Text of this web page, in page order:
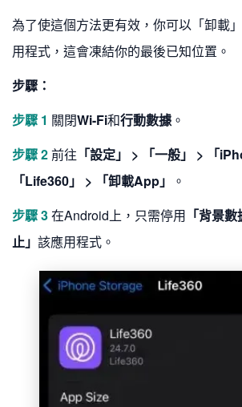
為了使這個方法更有效，你可以「卸載
用程式，這會凍結你的最後已知位置。
步驟：
步驟 1 關閉Wi-Fi和行動數據 。
步驟 2前往 「設定」 > 「一般」 > 「
「Life360」 > 「卸載App」
。
步驟 3在Android上，只需停用 「背景數
止」 該應用程式。